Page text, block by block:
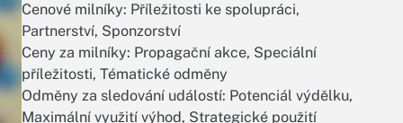
Cenové milníky: Příležitosti ke spolupráci,
Partnerství, Sponzorství
Ceny za milníky: Propagační akce, Speciální
příležitosti, Tématické odměny
Odměny za sledování událostí: Potenciál výdělku,
Maximální využití výhod, Strategické použití